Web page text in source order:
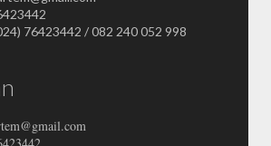
76423442 / 082 240 052 998